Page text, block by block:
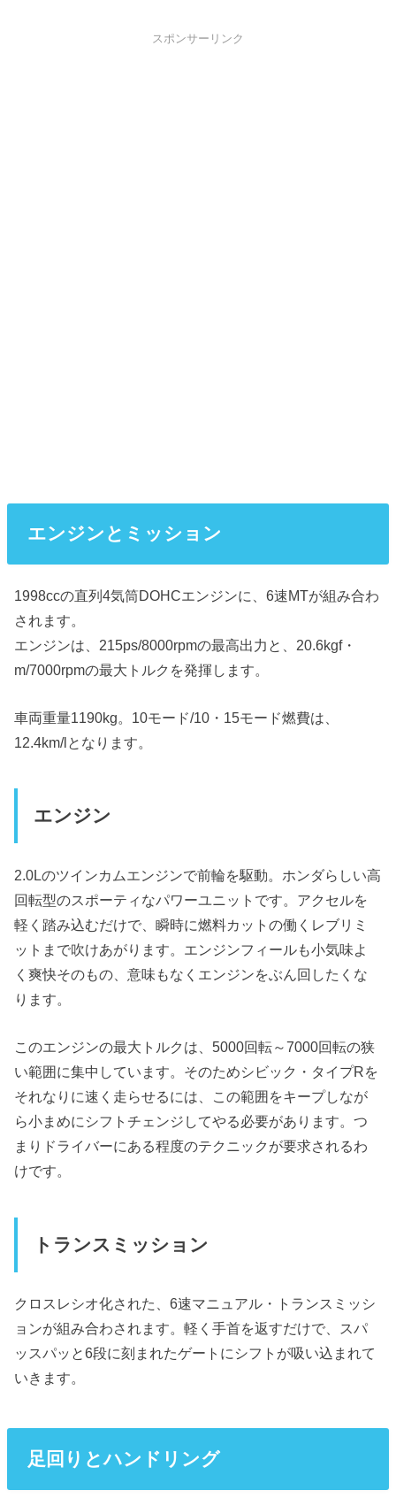
スポンサーリンク
エンジンとミッション
1998ccの直列4気筒DOHCエンジンに、6速MTが組み合わ
されます。
エンジンは、215ps/8000rpmの最高出力と、20.6kgf・
m/7000rpmの最大トルクを発揮します。
車両重量1190kg。10モード/10・15モード燃費は、
12.4km/lとなります。
エンジン
2.0Lのツインカムエンジンで前輪を駆動。ホンダらしい高
回転型のスポーティなパワーユニットです。アクセルを
軽く踏み込むだけで、瞬時に燃料カットの働くレブリミ
ットまで吹けあがります。エンジンフィールも小気味よ
く爽快そのもの、意味もなくエンジンをぶん回したくな
ります。
このエンジンの最大トルクは、5000回転～7000回転の狭
い範囲に集中しています。そのためシビック・タイプRを
それなりに速く走らせるには、この範囲をキープしなが
ら小まめにシフトチェンジしてやる必要があります。つ
まりドライバーにある程度のテクニックが要求されるわ
けです。
トランスミッション
クロスレシオ化された、6速マニュアル・トランスミッシ
ョンが組み合わされます。軽く手首を返すだけで、スパ
ッスパッと6段に刻まれたゲートにシフトが吸い込まれて
いきます。
足回りとハンドリング